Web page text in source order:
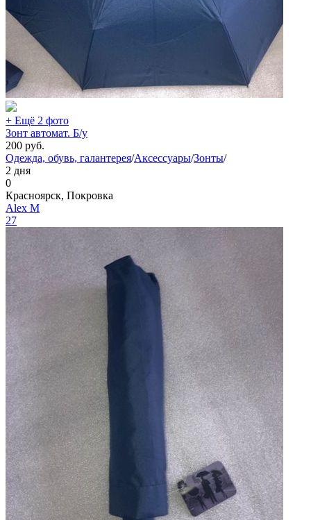
+ Ещё 2 фото
Зонт автомат. Б/у
200 руб.
Одежда, обувь, галантерея/Аксессуары/Зонты/
2 дня
0
Красноярск, Покровка
Aleх М
27